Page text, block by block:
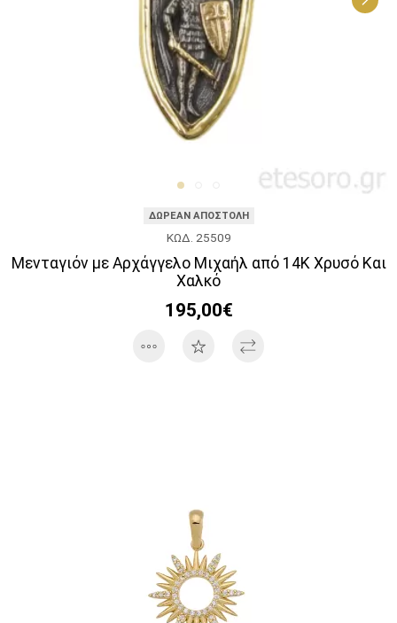
ΔΩΡΕΑΝ ΑΠΟΣΤΟΛΗ
ΚΩΔ. 25509
Μενταγιόν με Αρχάγγελο Μιχαήλ από 14Κ Χρυσό Και
Χαλκό
195,00€